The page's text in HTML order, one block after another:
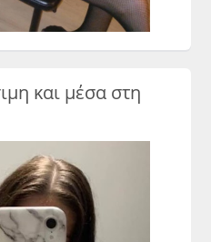
και μέσα στη